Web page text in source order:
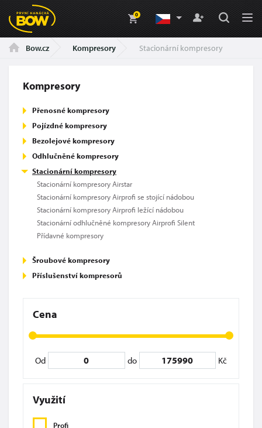
0
Bow.cz Kompresory Stacionární kompresory
Kompresory
Přenosné kompresory
Pojízdné kompresory
Bezolejové kompresory
Odhlučněné kompresory
Stacionární kompresory
Stacionární kompresory Airstar
Stacionární kompresory Airprofi se stojící nádobou
Stacionární kompresory Airprofi ležící nádobou
Stacionární odhlučněné kompresory Airprofi Silent
Přídavné kompresory
Šroubové kompresory
Příslušenství kompresorů
Cena
Od do Kč
Využití
Profi